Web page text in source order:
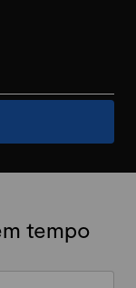
tempo